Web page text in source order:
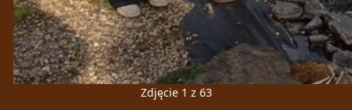
Zdjęcie 1 z 63